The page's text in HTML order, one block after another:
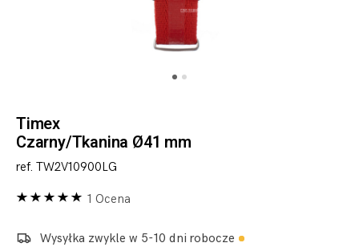
Timex
Czarny/Tkanina Ø41 mm
ref. TW2V10900LG
1 Ocena
Wysyłka zwykle w 5-10 dni robocze